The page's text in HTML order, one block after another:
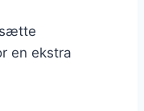
en ekstra